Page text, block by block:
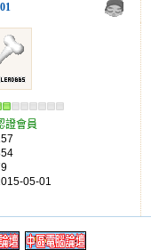
證會員
05-01